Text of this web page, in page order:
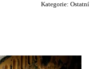
Kategorie: Ostatní